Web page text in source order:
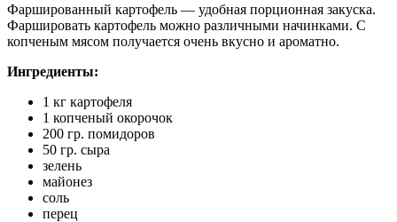
Фаршированный картофель — удобная порционная закуска.
Фаршировать картофель можно различными начинками. С
копченым мясом получается очень вкусно и ароматно.
Ингредиенты:
1 кг картофеля
1 копченый окорочок
200 гр. помидоров
50 гр. сыра
зелень
майонез
соль
перец